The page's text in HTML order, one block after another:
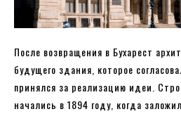
После возвращения в Бухарест
будущего здания, которое
принялся за реализацию идеи.
начались в 1894 году, когда